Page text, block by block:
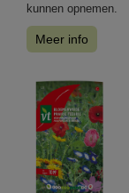
kunnen opnemen.
Meer info